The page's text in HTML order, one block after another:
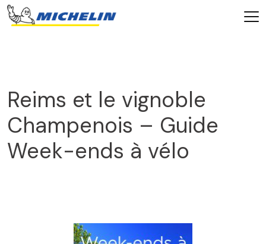
Reims et le vignoble
Champenois – Guide
Week-ends à vélo